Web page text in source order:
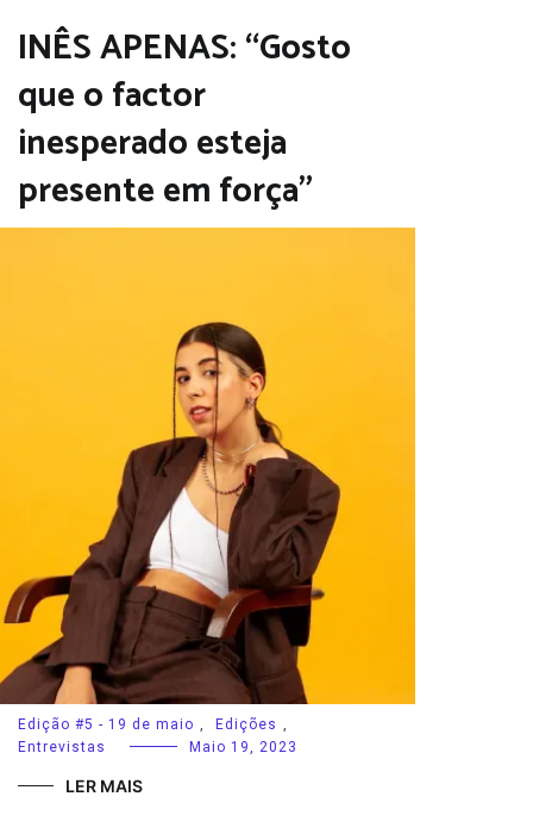
INÊS APENAS: “Gosto
que o factor
inesperado esteja
presente em força”
Edição #5 - 19 de maio , Edições ,
Entrevistas
Maio 19, 2023
LER MAIS